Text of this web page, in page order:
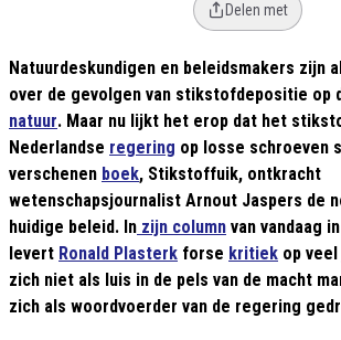
Delen met
Natuurdeskundigen en beleidsmakers zijn
over de gevolgen van stikstofdepositie op
natuur. Maar nu lijkt het erop dat het
Nederlandse regering op losse schroeven
verschenen boek, Stikstoffuik, ontkracht
wetenschapsjournalist Arnout Jaspers de
huidige beleid. In zijn column van vandaag
levert Ronald Plasterk forse kritiek op veel
zich niet als luis in de pels van de macht
zich als woordvoerder van de regering